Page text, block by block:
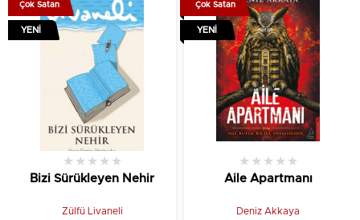
Bizi Sürükleyen Nehir
★ ★ ★ ★ ★
Zülfü Livaneli
Çok Satan
YENI
Aile Apartmanı
★ ★ ★ ★ ★
Deniz Akkaya
Çok Satan
YENI